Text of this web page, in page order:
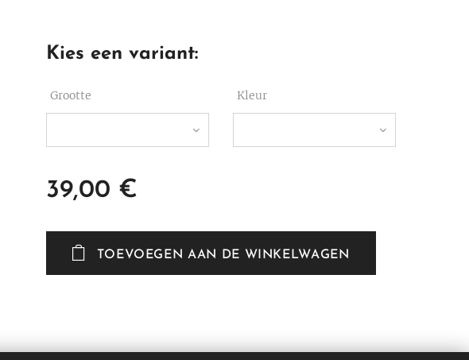
Kies een variant:
Grootte Kleur
39,00 €
TOEVOEGEN AAN DE WINKELWAGEN